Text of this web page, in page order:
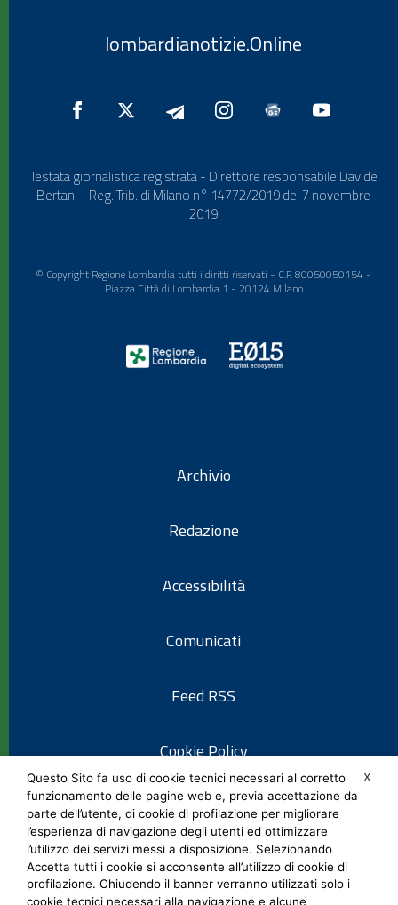
lombardianotizie.Online
Testata giornalistica registrata - Direttore responsabile Davide
Bertani - Reg. Trib. di Milano n° 14772/2019 del 7 novembre
2019
© Copyright Regione Lombardia tutti i diritti riservati - C.F. 80050050154 -
Piazza Città di Lombardia 1 - 20124 Milano
Archivio
Redazione
Accessibilità
Comunicati
Feed RSS
Cookie Policy
Informativa privacy
Note legali
X
Questo Sito fa uso di cookie tecnici necessari al corretto
funzionamento delle pagine web e, previa accettazione da
parte dell’utente, di cookie di profilazione per migliorare
l’esperienza di navigazione degli utenti ed ottimizzare
l’utilizzo dei servizi messi a disposizione. Selezionando
Accetta tutti i cookie si acconsente all’utilizzo di cookie di
profilazione. Chiudendo il banner verranno utilizzati solo i
cookie tecnici necessari alla navigazione e alcune